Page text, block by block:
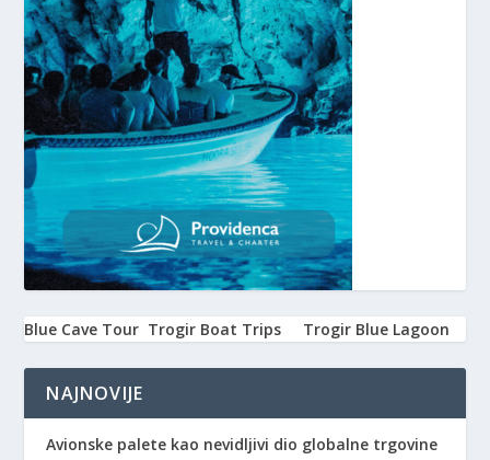
Blue Cave Tour Trogir Boat Trips Trogir Blue Lagoon
NAJNOVIJE
Avionske palete kao nevidljivi dio globalne trgovine